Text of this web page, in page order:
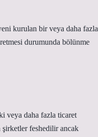
kurulan bir veya daha fazla
durumunda bölünme
veya daha fazla ticaret
feshedilir ancak